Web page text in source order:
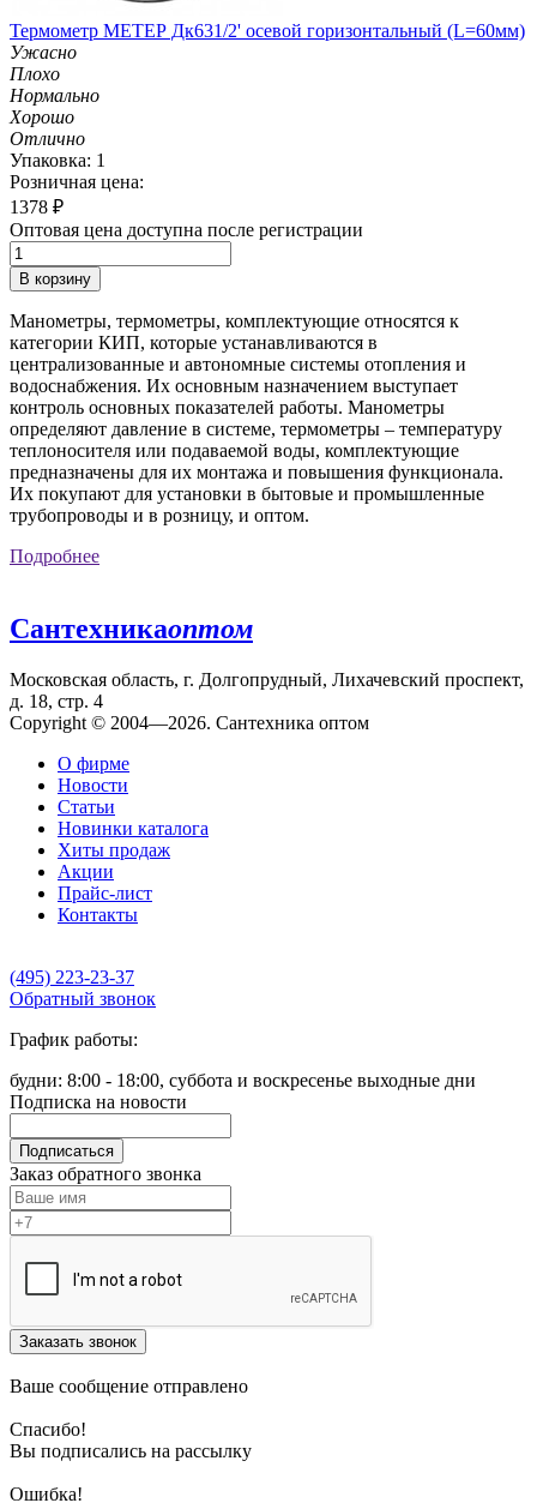
Термометр МЕТЕР Дк631/2' осевой горизонтальный (L=60мм)
Ужасно
Плохо
Нормально
Хорошо
Отлично
Упаковка: 1
Розничная цена:
1378 ₽
Оптовая цена доступна после регистрации
В корзину
Манометры, термометры, комплектующие относятся к
категории КИП, которые устанавливаются в
централизованные и автономные системы отопления и
водоснабжения. Их основным назначением выступает
контроль основных показателей работы. Манометры
определяют давление в системе, термометры – температуру
теплоносителя или подаваемой воды, комплектующие
предназначены для их монтажа и повышения функционала.
Их покупают для установки в бытовые и промышленные
трубопроводы и в розницу, и оптом.
Подробнее
Сантехникаоптом
Московская область, г. Долгопрудный, Лихачевский проспект,
д. 18, стр. 4
Copyright © 2004—2026. Сантехника оптом
О фирме
Новости
Статьи
Новинки каталога
Хиты продаж
Акции
Прайс-лист
Контакты
(495) 223-23-37
Обратный звонок
График работы:
будни: 8:00 - 18:00, суббота и воскресенье выходные дни
Подписка на новости
Подписаться
Заказ обратного звонка
Заказать звонок
Ваше сообщение отправлено
Спасибо!
Вы подписались на рассылку
Ошибка!